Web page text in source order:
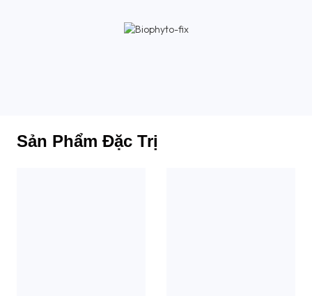
Sản Phẩm Đặc Trị